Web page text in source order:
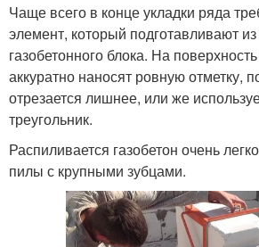
Чаще всего в конце укладки ряда
элемент, который подготавливают из
газобетонного блока. На
аккуратно наносят ровную отметку,
отрезается лишнее, или же
треугольник.
Распиливается газобетон очень
пилы с крупными зубцами.